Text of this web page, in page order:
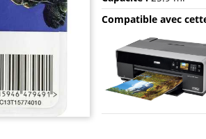
Compatible avec